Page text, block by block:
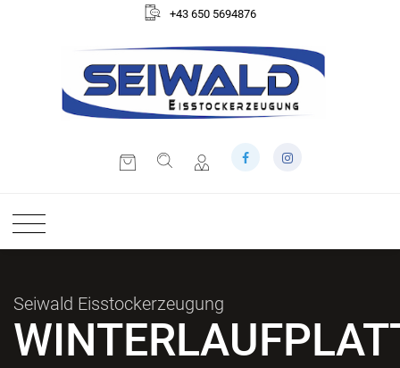
+43 650 5694876
Seiwald Eisstockerzeugung